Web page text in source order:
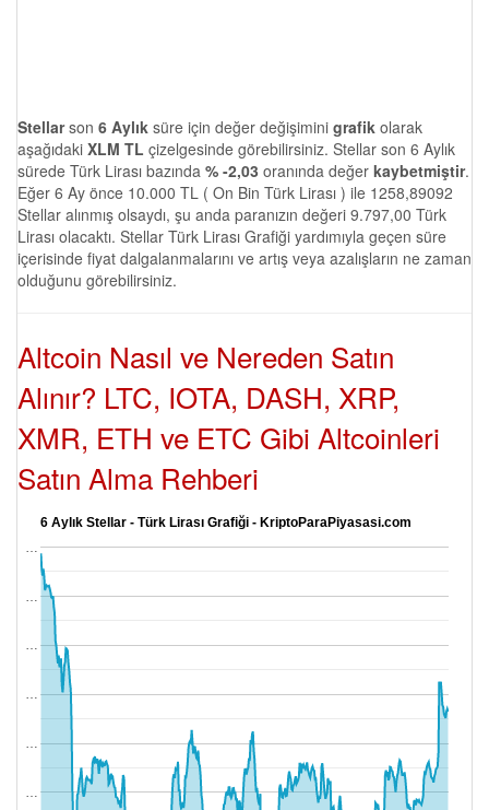
Stellarson 6 Aylık süre için değer değişimini grafik olarak
aşağıdaki XLM TL çizelgesinde görebilirsiniz. Stellar son 6 Aylık
sürede Türk Lirası bazında % -2,03 oranında değer kaybetmiştir.
Eğer 6 Ay önce 10.000 TL ( On Bin Türk Lirası ) ile 1258,89092
Stellar alınmış olsaydı, şu anda paranızın değeri 9.797,00 Türk
Lirası olacaktı. Stellar Türk Lirası Grafiği yardımıyla geçen süre
içerisinde fiyat dalgalanmalarını ve artış veya azalışların ne zaman
olduğunu görebilirsiniz.
Altcoin Nasıl ve Nereden Satın
Alınır? LTC, IOTA, DASH, XRP,
XMR, ETH ve ETC Gibi Altcoinleri
Satın Alma Rehberi
6 Aylık Stellar - Türk Lirası Grafiği - KriptoParaPiyasasi.com
…
…
…
…